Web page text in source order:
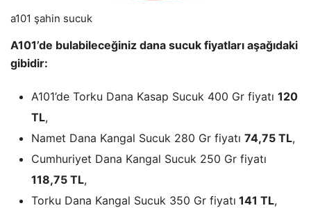
a101 şahin sucuk
A101’de bulabileceğiniz dana sucuk fiyatları aşağıdaki
gibidir:
A101’de Torku Dana Kasap Sucuk 400 Gr fiyatı 120
TL,
Namet Dana Kangal Sucuk 280 Gr fiyatı 74,75 TL,
Cumhuriyet Dana Kangal Sucuk 250 Gr fiyatı
118,75 TL,
Torku Dana Kangal Sucuk 350 Gr fiyatı 141 TL,